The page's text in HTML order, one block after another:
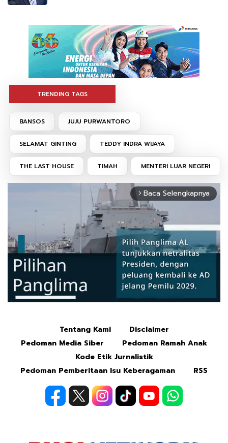
TRENDING TAGS
BANSOS JUJU PURWANTORO
SELAMAT GINTING TEDDY INDRA WIJAYA
THE LAST HOUSE TIMAH MENTERI LUAR NEGERI
arrow_forward_ios Baca Selengkapnya
Tentang Kami
Disclaimer
Pedoman Media Siber
Pedoman Ramah Anak
Kode Etik Jurnalistik
Pedoman Pemberitaan Isu Keberagaman
RSS